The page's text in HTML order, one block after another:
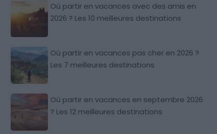
Où partir en vacances avec des amis en
2026 ? Les 10 meilleures destinations
Où partir en vacances pas cher en 2026 ?
Les 7 meilleures destinations
Où partir en vacances en septembre 2026
? Les 12 meilleures destinations